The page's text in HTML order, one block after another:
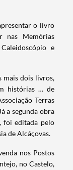
o livro
nas Memórias
e
mais dois livros,
histórias … de
Terras
a segunda obra
foi editada pelo
de Alcáçovas.
nos Postos
no Castelo,